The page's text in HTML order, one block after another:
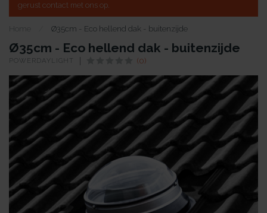
gerust contact met ons op.
Home Ø35cm - Eco hellend dak - buitenzijde
Ø35cm - Eco hellend dak - buitenzijde
POWERDAYLIGHT (0)